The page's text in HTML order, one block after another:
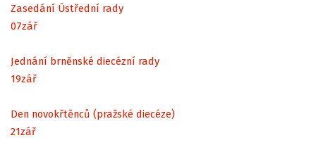
Zasedání Ústřední rady
07zář
Jednání brněnské diecézní rady
19zář
Den novokřtěnců (pražské diecéze)
21zář